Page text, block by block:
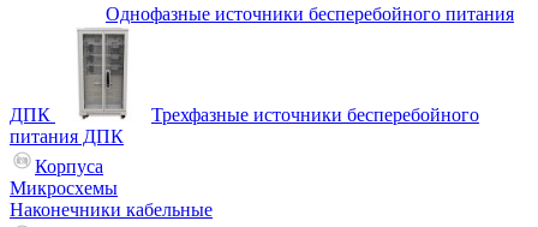
Однофазные источники бесперебойного питания
ДПК
Трехфазные источники бесперебойного
питания ДПК
Корпуса
Микросхемы
Наконечники кабельные